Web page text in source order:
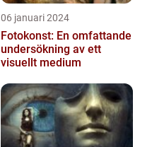
06 januari 2024
Fotokonst: En omfattande
undersökning av ett
visuellt medium